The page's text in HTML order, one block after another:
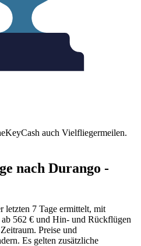
auch Vielfliegermeilen.
nach Durango -
letzten 7 Tage ermittelt, mit
562 € und Hin- und Rückflügen
Preise und
Es gelten zusätzliche